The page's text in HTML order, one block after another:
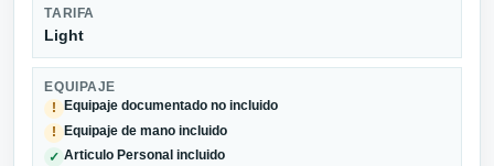
TARIFA
Light
EQUIPAJE
!
Equipaje documentado no incluido
! Equipaje de mano incluido
✓ Articulo Personal incluido